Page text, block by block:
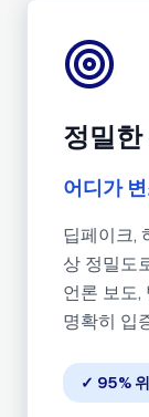
정밀한
어디가
딥페이크,
상 정밀도
언론 보도,
명확히 입
✓ 95%